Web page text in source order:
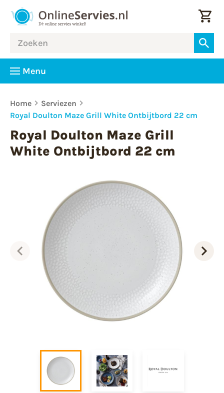
Menu
Home
Serviezen
Royal Doulton Maze Grill White Ontbijtbord 22 cm
Royal Doulton Maze Grill
White Ontbijtbord 22 cm